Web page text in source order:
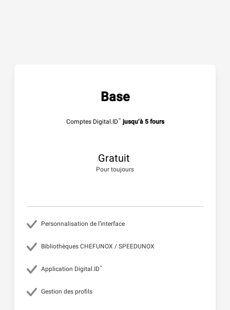
Base
Comptes Digital.ID™ jusqu’à 5 fours
Gratuit
Pour toujours
Personnalisation de l’interface
Bibliothèques CHEFUNOX / SPEEDUNOX
Application Digital.ID™
Gestion des profils